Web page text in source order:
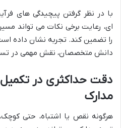
با در نظر گرفتن پیچیدگی های
ای، رعایت برخی نکات می تواند
را تضمین کند. تجربه نشان داده
دانش متخصصان، نقش مهمی در
دقت حداکثری در تکمیل
مدارک
هرگونه نقص یا اشتباه، حتی